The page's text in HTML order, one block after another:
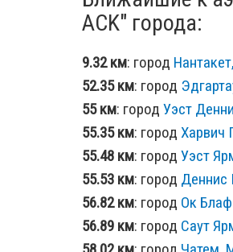
ACK" города:
9.32 км: город
52.35 км: город
55 км: город Уэст
55.35 км: город Харвич
55.48 км: город Уэст
55.53 км: город Деннис
56.82 км: город Ок
56.89 км: город Саут